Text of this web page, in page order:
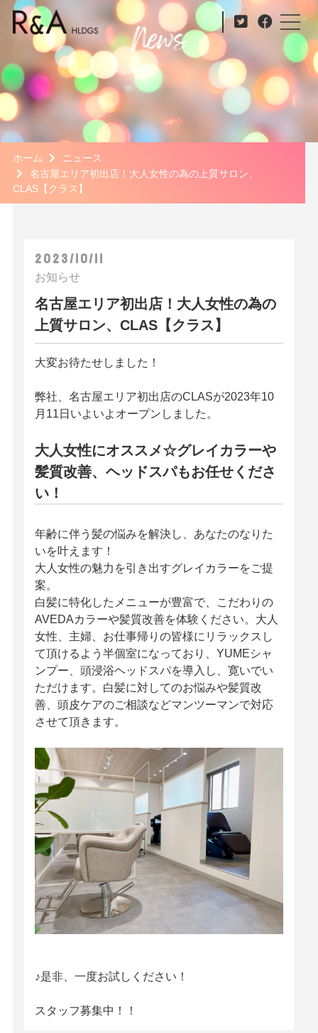
ホーム
ニュース
名古屋エリア初出店！大人女性の為の上質サロン、
CLAS【クラス】
2023/10/11
お知らせ
名古屋エリア初出店！大人女性の為の
上質サロン、CLAS【クラス】
大変お待たせしました！
弊社、名古屋エリア初出店のCLASが2023年10
月11日いよいよオープンしました。
大人女性にオススメ☆グレイカラーや
髪質改善、ヘッドスパもお任せくださ
い！
年齢に伴う髪の悩みを解決し、あなたのなりた
いを叶えます！
大人女性の魅力を引き出すグレイカラーをご提
案。
白髪に特化したメニューが豊富で、こだわりの
AVEDAカラーや髪質改善を体験ください。大人
女性、主婦、お仕事帰りの皆様にリラックスし
て頂けるよう半個室になっており、YUMEシャ
ンプー、頭浸浴ヘッドスパを導入し、寛いでい
ただけます。白髪に対してのお悩みや髪質改
善、頭皮ケアのご相談などマンツーマンで対応
させて頂きます。
♪是非、一度お試しください！
スタッフ募集中！！